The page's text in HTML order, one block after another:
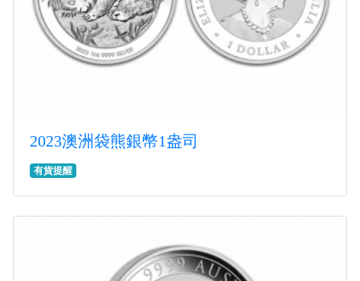
2023澳洲袋熊銀幣1盎司
有貨提醒